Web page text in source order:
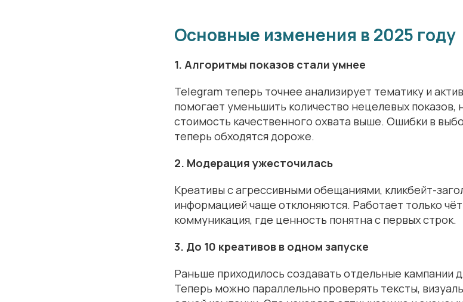
Основные изменения в 2025 году
1. Алгоритмы показов стали умнее
Telegram теперь точнее анализирует тематику и
помогает уменьшить количество нецелевых показов,
стоимость качественного охвата выше. Ошибки в
теперь обходятся дороже.
2. Модерация ужесточилась
Креативы с агрессивными обещаниями, кликбейт-
информацией чаще отклоняются. Работает только
коммуникация, где ценность понятна с первых строк.
3. До 10 креативов в одном запуске
Раньше приходилось создавать отдельные кампании
Теперь можно параллельно проверять тексты,